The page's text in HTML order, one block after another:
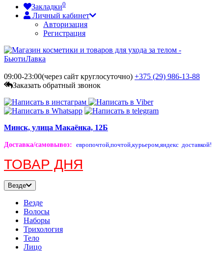
Закладки0
Личный кабинет
Авторизация
Регистрация
09:00-23:00(через сайт круглосуточно) +375 (29) 986-13-88
Заказать обратный звонок
Минск, улица Макаёнка, 12Б
Доставка/самовывоз: европочтой,почтой,курьером,яндекс доставкой!
ТОВАР ДНЯ
Везде
Везде
Волосы
Наборы
Трихология
Тело
Лицо